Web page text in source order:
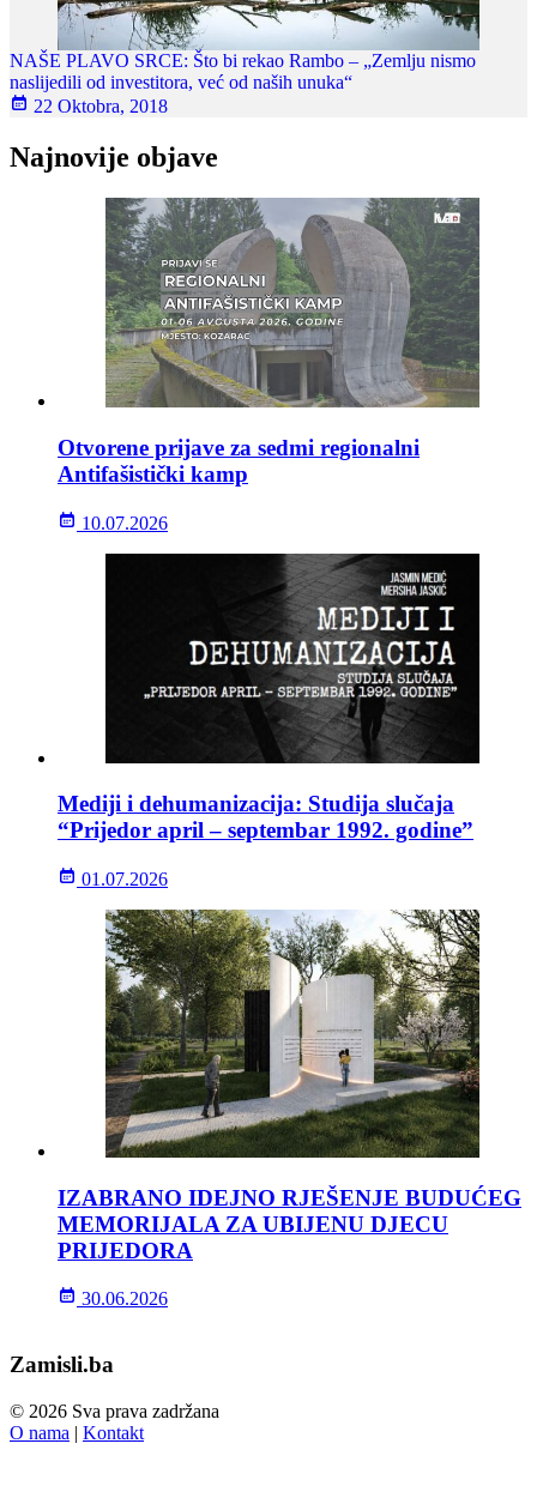
NAŠE PLAVO SRCE: Što bi rekao Rambo – „Zemlju nismo
naslijedili od investitora, već od naših unuka“
22 Oktobra, 2018
Najnovije objave
Otvorene prijave za sedmi regionalni
Antifašistički kamp
10.07.2026
Mediji i dehumanizacija: Studija slučaja
“Prijedor april – septembar 1992. godine”
01.07.2026
IZABRANO IDEJNO RJEŠENJE BUDUĆEG
MEMORIJALA ZA UBIJENU DJECU
PRIJEDORA
30.06.2026
Zamisli.ba
© 2026 Sva prava zadržana
O nama | Kontakt